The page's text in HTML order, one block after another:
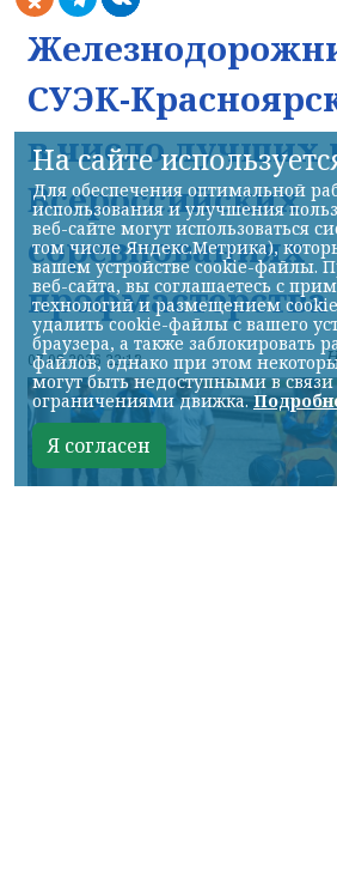
СУЭК-
в число лучших
Всероссийских
соревнованиях
профмастерства
07.08.2026 22:13
На сайте
Для обеспечения оптимальной
использования и улучшения
веб-сайте могут использоваться
том числе Яндекс.Метрика),
вашем устройстве cookie-файлы.
веб-сайта, вы соглашаетесь с
технологий и размещением
удалить cookie-файлы с вашего
браузера, а также заблокировать
файлов, однако при этом
могут быть недоступными в
ограничениями движка.
Я согласен